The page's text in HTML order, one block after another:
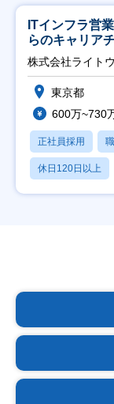
ITインフラ営
らのキャリア
能】
株式会社ライト
東京都
600万~730
正社員採用
休日120日以上